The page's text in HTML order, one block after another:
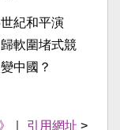
紀和平演
軟圍堵式競
中國？
引用網址 >